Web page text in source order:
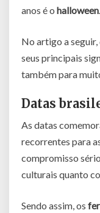
anos é o halloween
No artigo a seguir,
seus principais
também para
Datas
As datas
recorrentes para
compromisso
culturais quanto
Sendo assim, os